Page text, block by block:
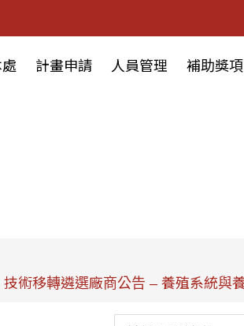
計畫申請 人員管理 補助獎項
技術移轉遴選廠商公告 – 養殖系統與